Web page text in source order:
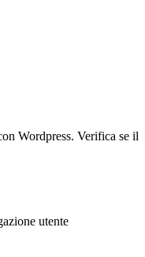
Wordpress. Verifica se il
utente